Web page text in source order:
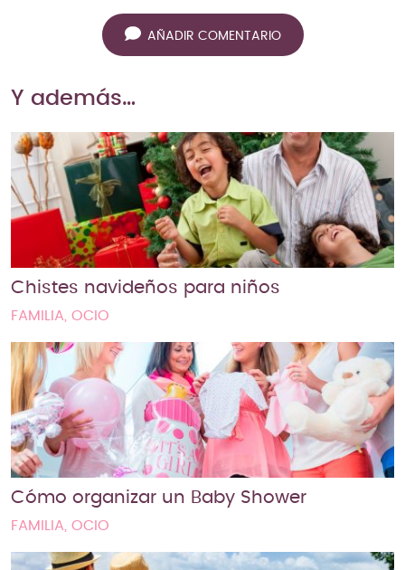
AÑADIR COMENTARIO
Y además…
Chistes navideños para niños
FAMILIA, OCIO
Cómo organizar un Baby Shower
FAMILIA, OCIO